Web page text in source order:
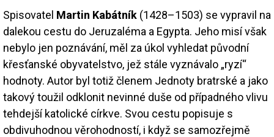
Spisovatel Martin Kabátník (1428–1503) se vypravil na
dalekou cestu do Jeruzaléma a Egypta. Jeho misí však
nebylo jen poznávání, měl za úkol vyhledat původní
křesťanské obyvatelstvo, jež stále vyznávalo „ryzí“
hodnoty. Autor byl totiž členem Jednoty bratrské a jako
takový toužil odklonit nevinné duše od případného vlivu
tehdejší katolické církve. Svou cestu popisuje s
obdivuhodnou věrohodností, i když se samozřejmě